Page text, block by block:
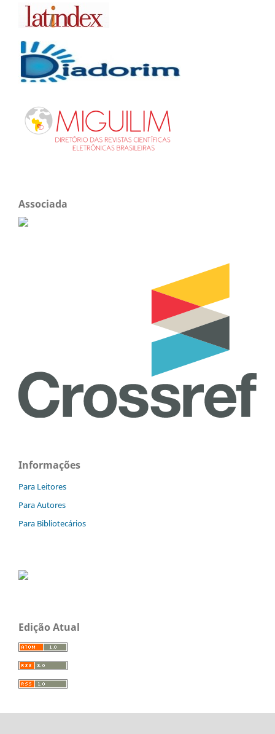
Associada
Informações
Para Leitores
Para Autores
Para Bibliotecários
Edição Atual